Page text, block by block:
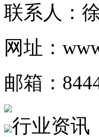
联系人：
网址：
邮箱：
行业资讯